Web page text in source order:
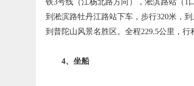
铁3号线（江杨北路方向），淞滨路站（1
到淞滨路牡丹江路站下车，步行320米，
到普陀山风景名胜区。全程229.5公里，行
4、坐船